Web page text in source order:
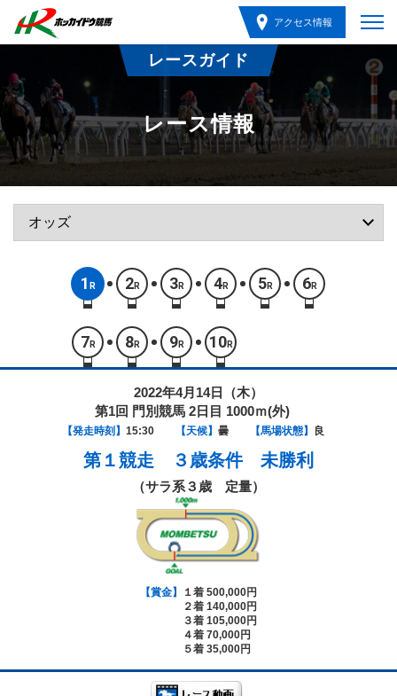
アクセス情報
レースガイド
レース情報
1 R 2R 3R 4R 5R 6R
7 R 8R 9R 10R
2022年4月14日（木）
第1回 門別競馬 2日目 1000ｍ(外)
【発走時刻】 15:30 【天候】 曇 【馬場状態】 良
第１競走 ３歳条件 未勝利
（サラ系３歳 定量）
【賞金】
１着 500,000円
２着 140,000円
３着 105,000円
４着 70,000円
５着 35,000円